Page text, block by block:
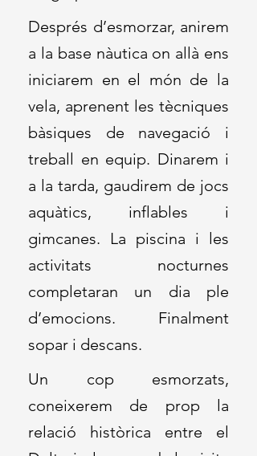
Després d’esmorzar, anirem
a la base nàutica on allà ens
iniciarem en el món de la
vela, aprenent les tècniques
bàsiques de navegació i
treball en equip. Dinarem i
a la tarda, gaudirem de jocs
aquàtics, inflables i
gimcanes. La piscina i les
activitats nocturnes
completaran un dia ple
d’emocions. Finalment
sopar i descans.
Un cop esmorzats,
coneixerem de prop la
relació històrica entre el